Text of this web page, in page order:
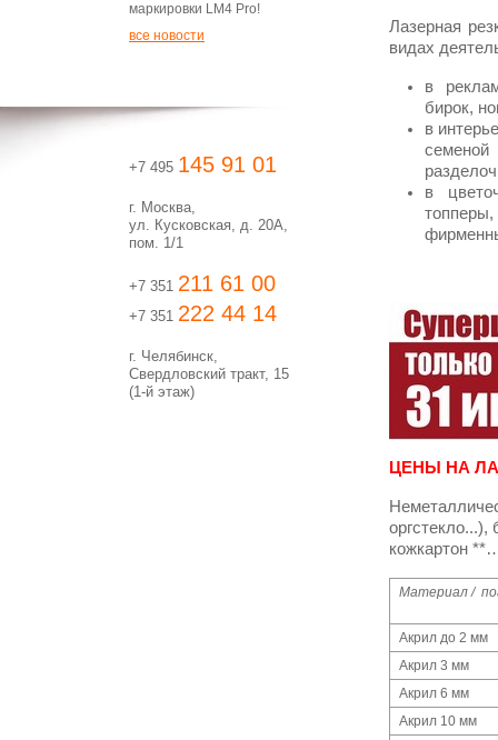
маркировки LM4 Pro!
все новости
+7 495 145 91 01
г. Москва,
ул. Кусковская, д. 20А,
пом. 1/1
+7 351 211 61 00
+7 351 222 44 14
г. Челябинск,
Свердловский тракт, 15
(1-й этаж)
Лазерная
видах
в
бирок,
в
в
ЦЕНЫ НА
оргстекло...),
кожкартон
Материал /
Акрил до 2 мм
Акрил 3 мм
Акрил 6 мм
Акрил 10 мм